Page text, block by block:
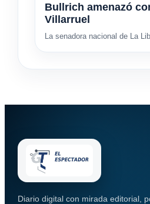
Bullrich amenazó
Villarruel
La senadora nacional de La
Diario digital con mirada editorial,